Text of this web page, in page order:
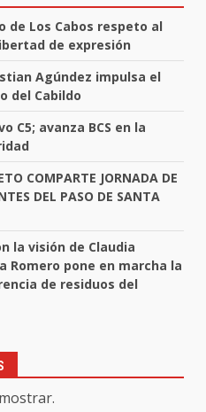
de Los Cabos respeto al
de expresión
Agúndez impulsa el
del Cabildo
C5; avanza BCS en la
COMPARTE JORNADA DE
DEL PASO DE SANTA
la visión de Claudia
Romero pone en marcha la
de residuos del